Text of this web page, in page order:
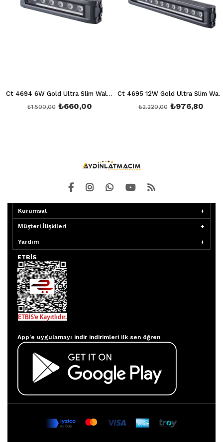
Ct 4694 6W Gold Ultra Slim Wall Washer 20 Cm Yeşil Aydınlatma
₺660,00
₺1.500,00
Ct 4695 12W Gold Ultra Slim Wallwasher 30Cm Amber Aydınlatma
₺976,80
₺2.220,00
Kurumsal
Müşteri İlişkileri
Yardım
ETBİS
App’e uygulamayı indir indirimleri ilk sen öğren